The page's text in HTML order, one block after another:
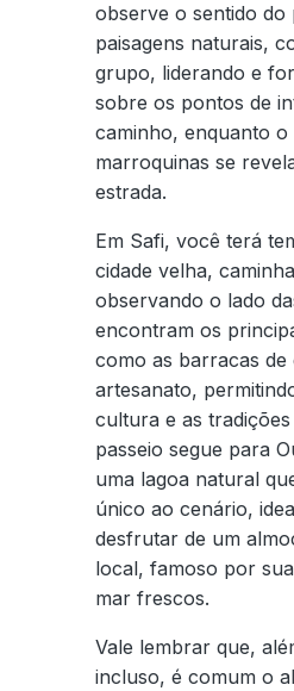
observe o sentido
paisagens naturais,
grupo, liderando e
sobre os pontos de
caminho, enquanto o
marroquinas se
estrada.
Em Safi, você terá
cidade velha,
observando o lado
encontram os
como as barracas de
artesanato,
cultura e as
passeio segue para
uma lagoa natural
único ao cenário,
desfrutar de um
local, famoso por
mar frescos.
Vale lembrar que,
incluso, é comum o